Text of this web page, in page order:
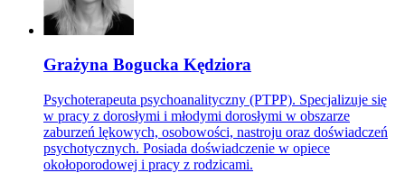
Grażyna Bogucka Kędziora
Psychoterapeuta psychoanalityczny (PTPP). Specjalizuje się
w pracy z dorosłymi i młodymi dorosłymi w obszarze
zaburzeń lękowych, osobowości, nastroju oraz doświadczeń
psychotycznych. Posiada doświadczenie w opiece
okołoporodowej i pracy z rodzicami.